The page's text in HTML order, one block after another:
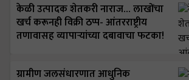
केळी उत्पादक शेतकरी नाराज… लाखोंचा
खर्च करूनही विक्री ठप्प- आंतरराष्ट्रीय
तणावासह व्यापाऱ्यांच्या दबावाचा फटका!
ग्रामीण जलसंधारणात आधुनिक